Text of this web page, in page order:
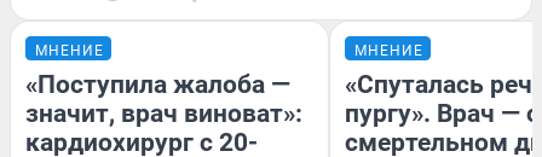
МНЕНИЕ
«Поступила жалоба —
значит, врач виноват»:
кардиохирург с 20-
МНЕНИЕ
«Спуталась
пургу». Врач — о
смертельном